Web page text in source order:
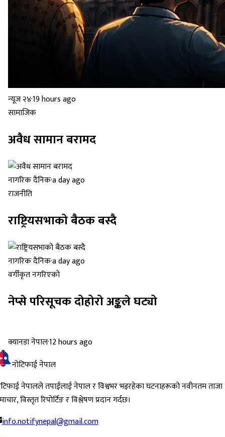
न्यूज २४·19 hours ago
सामाजिक
अवैध सामान बरामद
नागरिक दैनिक·a day ago
राजनीति
राष्ट्रियसभाको बैठक बस्दै
नागरिक दैनिक·a day ago
वर्गीकृत नगरिएको
नेप्से परिसूचक दोहोरो अङ्कले घट्यो
क्यानडा नेपाल·12 hours ago
नोटिफाई नेपाल
नेपालले तपाईंलाई नेपाल र विश्वभर भइरहेका घटनाहरूको नवीनतम ताजा
विस्तृत रिपोर्टिङ र विश्लेषण प्रदान गर्दछ।
info.notifynepal@gmail.com